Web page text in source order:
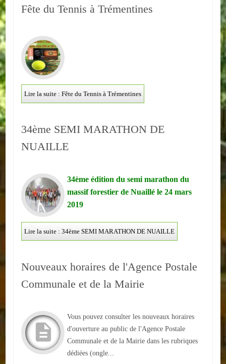
ACTUALITÉS
ECOLES
Ecole publique
ASSOCIATIONS
Sportives
Loisirs et animations
Services
Culturelles
Parents d'élèves
Autres
ENTREPRISES
Capitale du chrysanthème
Nos entreprises
Fête du Tennis à Trémentines
Lire la suite : Fête du Tennis à Trémentines
34ème SEMI MARATHON DE
NUAILLE
34ème édition du semi marathon du
massif forestier de Nuaillé le 24 mars
2019
Lire la suite : 34ème SEMI MARATHON DE NUAILLE
Nouveaux horaires de l'Agence Postale
Communale et de la Mairie
Vous pouvez consulter les nouveaux horaires
d'ouverture au public de l'Agence Postale
Communale et de la Mairie dans les rubriques
dédiées (ongle...